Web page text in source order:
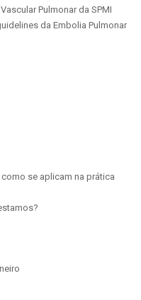
Pulmonar da SPMI
da Embolia Pulmonar
se aplicam na prática